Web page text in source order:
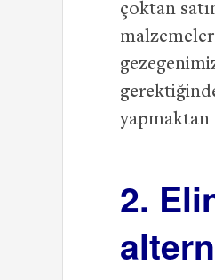
çoktan
yapmaktan
2.